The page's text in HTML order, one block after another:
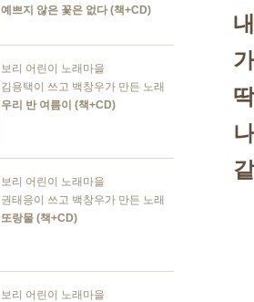
예쁘지 않은 꽃은 없다 (책+CD)
보리 어린이 노래마을
김용택이 쓰고 백창우가 만든 노래
우리 반 여름이 (책+CD)
보리 어린이 노래마을
권태응이 쓰고 백창우가 만든 노래
또랑물 (책+CD)
보리 어린이 노래마을